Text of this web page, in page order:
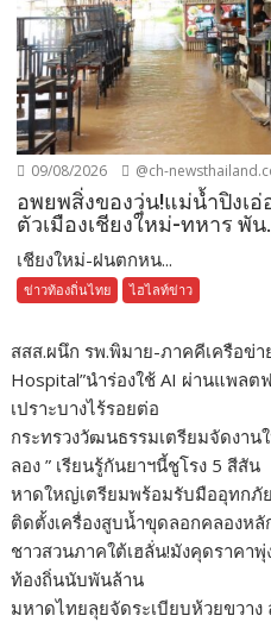
09/08/2026 @ch-
อพยพสิ่งของวุ่น!แม่น้ำปิงเ
ตัวเมืองเชียงใหม่-ทหาร พั
เชียงใหม่-ฝนตกหน...
ข่าวท้องถิ่นไทย ไฮไลท์ข่าว
สสส.ผนึก รพ.พิมาย-ภาคคีเครือข่า
Hospital”นำร่องใช้ AI ผ่านแพลต
เปราะบางไร้รอยต่อ
กระทรวงวัฒนธรรมเตรียมจัดงาน
ลอง ” เรียนรู้กันยาฯนี้ชูโรง 5 สีสัน
หาดใหญ่เตรียมพร้อมรับมืออุทกภั
ติดตั้งเครื่องสูบน้ำขุดลอกคลองหลั
ชาวสวนภาคใต้เฮลั่น!มังคุดราคา
ท้องถิ่นนับพันล้าน
มหาดไทยลุยจัดระเบียบห้วยขวาง